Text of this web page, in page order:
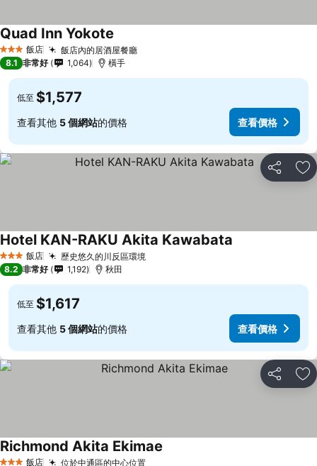
3 星級 飯店 飯店內的居酒屋餐廳查看價格
Quad Inn Yokote
8.1 非常好 1,064 橫手
低至 $1,577
查看其他 5 個網站的價格 查看價格
分享 加
3 星級 飯店 歷史悠久的川反區環境查看價格
Hotel KAN-RAKU Akita Kawabata
8.2 非常好 1,192 秋田
低至 $1,617
查看其他 5 個網站的價格 查看價格
分享 加
飯店 位於中通區的中心位置
Richmond Akita Ekimae